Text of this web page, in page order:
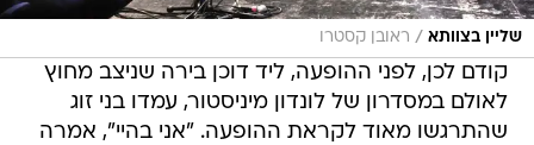
שליין בצוותא / ראובן קסטרו
קודם לכן, לפני ההופעה, ליד דוכן בירה שניצב מחוץ
לאולם במסדרון של לונדון מיניסטור, עמדו בני זוג
שהתרגשו מאוד לקראת ההופעה. "אני בהיי", אמרה